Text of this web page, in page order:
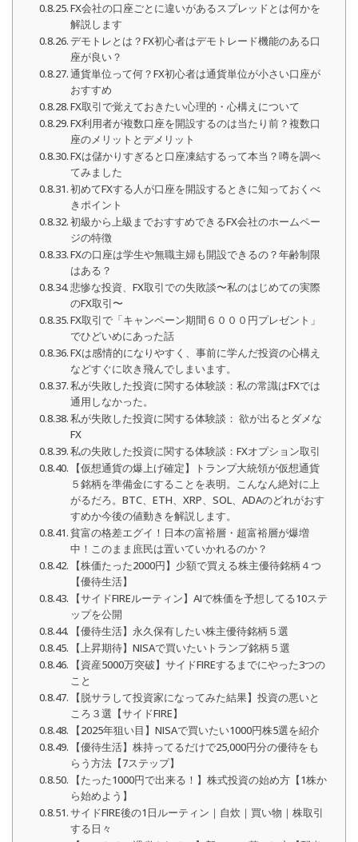
FX会社の口座ごとに違いがあるスプレッドとは何かを
解説します
デモトレとは？FX初心者はデモトレード機能のある口
座が良い？
通貨単位って何？FX初心者は通貨単位が小さい口座が
おすすめ
FX取引で覚えておきたい心理的・心構えについて
FX利用者が複数口座を開設するのは当たり前？複数口
座のメリットとデメリット
FXは儲かりすぎると口座凍結するって本当？噂を調べ
てみました
初めてFXする人が口座を開設するときに知っておくべ
きポイント
初級から上級までおすすめできるFX会社のホームペー
ジの特徴
FXの口座は学生や無職主婦も開設できるの？年齢制限
はある？
悲惨な投資、FX取引での失敗談〜私のはじめての実際
のFX取引〜
FX取引で「キャンペーン期間６０００円プレゼント」
でひどいめにあった話
FXは感情的になりやすく、事前に学んだ投資の心構え
などすぐに吹き飛んでしまいます。
私が失敗した投資に関する体験談：私の常識はFXでは
通用しなかった。
私が失敗した投資に関する体験談： 欲が出るとダメな
FX
私の失敗した投資に関する体験談：FXオプション取引
【仮想通貨の爆上げ確定】トランプ大統領が仮想通貨
５銘柄を準備金にすることを表明。こんなん絶対に上
がるだろ。BTC、ETH、XRP、SOL、ADAのどれがおす
すめか今後の値動きを解説します。
貧富の格差エグイ！日本の富裕層・超富裕層が爆増
中！このまま庶民は置いていかれるのか？
【株価たった2000円】少額で買える株主優待銘柄４つ
【優待生活】
【サイドFIREルーティン】AIで株価を予想してる10ステ
ップを公開
【優待生活】永久保有したい株主優待銘柄５選
【上昇期待】NISAで買いたいトランプ銘柄５選
【資産5000万突破】サイドFIREするまでにやった3つの
こと
【脱サラして投資家になってみた結果】投資の悪いと
ころ３選【サイドFIRE】
【2025年狙い目】NISAで買いたい1000円株5選を紹介
【優待生活】株持ってるだけで25,000円分の優待をも
らう方法【7ステップ】
【たった1000円で出来る！】株式投資の始め方【1株か
ら始めよう】
サイドFIRE後の1日ルーティン｜自炊｜買い物｜株取引
する日々